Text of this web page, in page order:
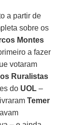
a partir de
sobre os
Montes
a fazer
votaram
Ruralistas
do UOL –
Temer